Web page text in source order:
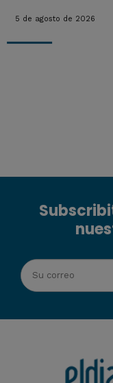
5 de agosto de 2026